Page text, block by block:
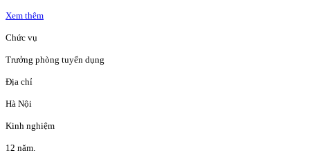
Xem thêm
Chức vụ
Trưởng phòng tuyển dụng
Địa chỉ
Hà Nội
Kinh nghiệm
12 năm.